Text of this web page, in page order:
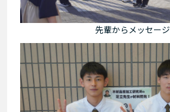
先輩からメッセージ